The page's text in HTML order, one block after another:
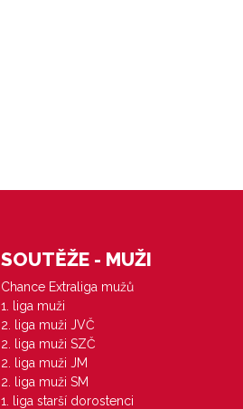
SOUTĚŽE - MUŽI
Chance Extraliga mužů
1. liga muži
2. liga muži JVČ
2. liga muži SZČ
2. liga muži JM
2. liga muži SM
1. liga starší dorostenci